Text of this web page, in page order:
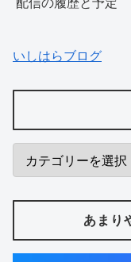
いしはらブログ
あまり